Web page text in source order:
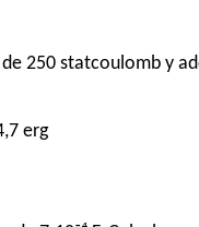
250 statcoulomb y
erg